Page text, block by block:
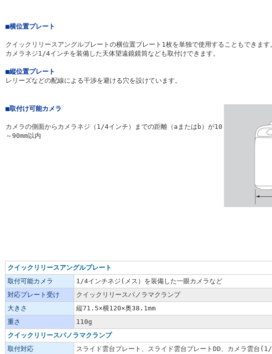
■横位置プレート
クイックリリースアングルプレートの横位置プレート1枚を単独で使用することもできます
カメラネジ1/4インチを装備した天体望遠鏡鏡筒なども取付けできます。
■縦位置プレート
レリーズなどの配線による干渉を避ける穴を設けています。
■取付け可能カメラ
カメラの側面からカメラネジ（1/4インチ）までの距離（aまたはb）が10
～90mm以内
クイックリリースアングルプレート
取付可能カメラ
1/4インチネジ(メス）を装備した一眼カメラなど
対応プレート受け
クイックリリースパノラマクランプ
大きさ
縦71.5×横120×奥38.1mm
重さ
110g
クイックリリースパノラマクランプ
取付対応
スライド雲台プレート、スライド雲台プレートDD、カメラ雲台